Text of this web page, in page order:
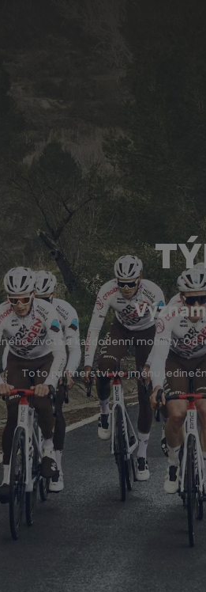
života a každodenní mobility. Od
Toto partnerství ve jménu